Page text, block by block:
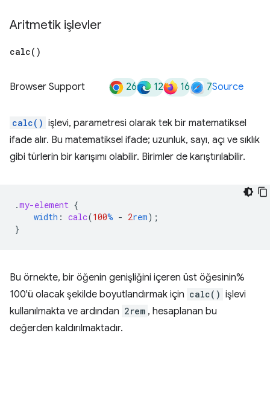
Aritmetik işlevler
calc( )
Browser Support 26 12 16 7Source
calc() işlevi, parametresi olarak tek bir matematiksel
ifade alır. Bu matematiksel ifade; uzunluk, sayı, açı ve sıklık
gibi türlerin bir karışımı olabilir. Birimler de karıştırılabilir.
.my-element {
width : calc(100% - 2rem);
}
Bu örnekte, bir öğenin genişliğini içeren üst öğesinin%
100'ü olacak şekilde boyutlandırmak için calc() işlevi
kullanılmakta ve ardından 2rem , hesaplanan bu
değerden kaldırılmaktadır.